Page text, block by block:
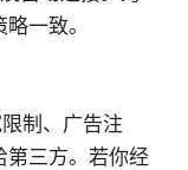
一致。
制、广告注
第三方。若你经